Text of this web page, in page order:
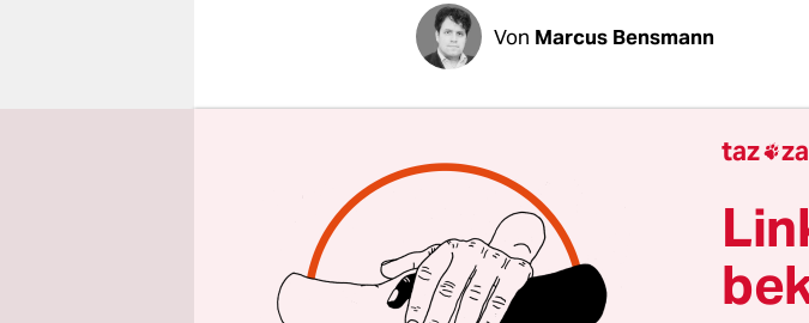
Von Marcus Bensmann
Der kirgisische Poet ist wütend.
aus Osch in Verse. "Wer bist du, du
Stern, ein echter Idiot. Deine
du eine gerissene Hexe", lautet
in der südkirgisischen Stadt auf
Akyn - so nennen sich in dem
taz 